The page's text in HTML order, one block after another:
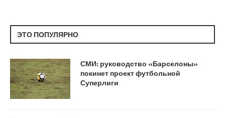
ЭТО ПОПУЛЯРНО
СМИ: руководство «Барселоны»
покинет проект футбольной
Суперлиги